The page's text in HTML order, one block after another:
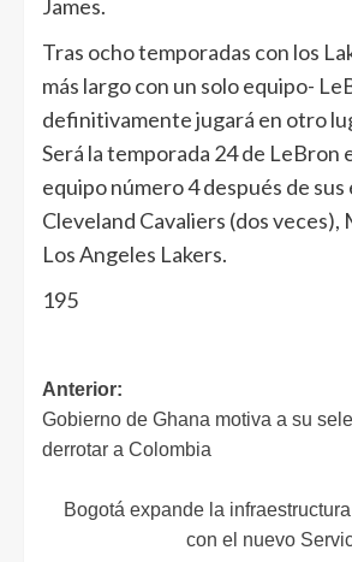
James.
Tras ocho temporadas con los
más largo con un solo equipo-
definitivamente jugará en otro
Será la temporada 24 de LeBron
equipo número 4 después de sus
Cleveland Cavaliers (dos veces),
Los Angeles Lakers.
195
Anterior:
Gobierno de Ghana motiva a su
derrotar a Colombia
Bogotá expande la
con el nuevo